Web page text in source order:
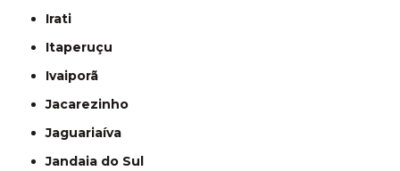
Irati
Itaperuçu
Ivaiporã
Jacarezinho
Jaguariaíva
Jandaia do Sul